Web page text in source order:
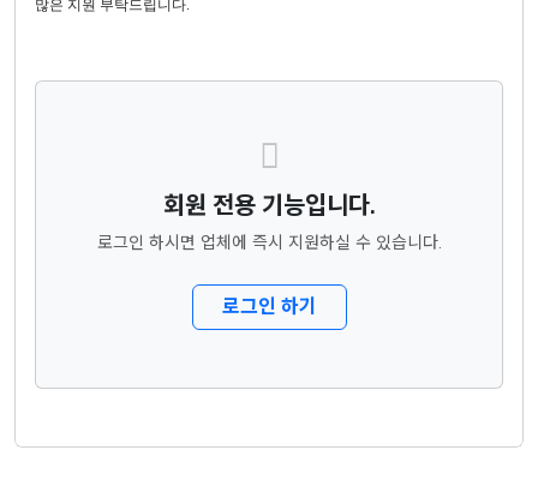
많은 지원 부탁드립니다.
회원 전용 기능입니다.
로그인 하시면 업체에 즉시 지원하실 수 있습니다.
로그인 하기